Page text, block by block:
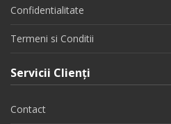
Confidentialitate
Termeni si Conditii
Servicii Clienţi
Contact